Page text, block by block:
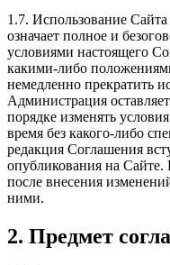
1.7. Использование
означает полное и
условиями настоящего
какими-либо
немедленно прекратить
Администрация
порядке изменять
время без какого-либо
редакция Соглашения
опубликования на
после внесения
ними.
2. Предмет